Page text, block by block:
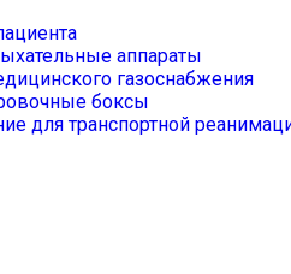
аппараты
газоснабжения
боксы
для транспортной